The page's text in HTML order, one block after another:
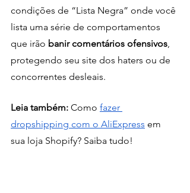
condições de “Lista Negra” onde você
lista uma série de comportamentos
que irão banir comentários ofensivos
protegendo seu site dos haters ou de
concorrentes desleais.
Leia também: Como fazer
dropshipping com o AliExpress em
sua loja Shopify? Saiba tudo!